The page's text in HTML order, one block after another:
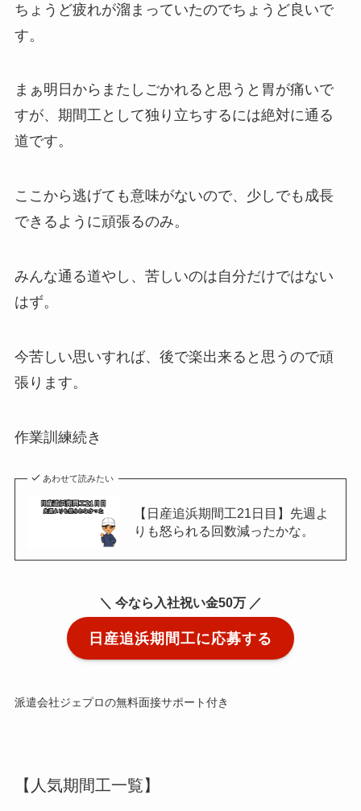
ちょうど疲れが溜まっていたのでちょうど良いで
す。
まぁ明日からまたしごかれると思うと胃が痛いで
すが、期間工として独り立ちするには絶対に通る
道です。
ここから逃げても意味がないので、少しでも成長
できるように頑張るのみ。
みんな通る道やし、苦しいのは自分だけではない
はず。
今苦しい思いすれば、後で楽出来ると思うので頑
張ります。
作業訓練続き
あわせて読みたい
【日産追浜期間工21日目】先週よ
りも怒られる回数減ったかな。
＼ 今なら入社祝い金50万 ／
日産追浜期間工に応募する
派遣会社ジェプロの無料面接サポート付き
【人気期間工一覧】